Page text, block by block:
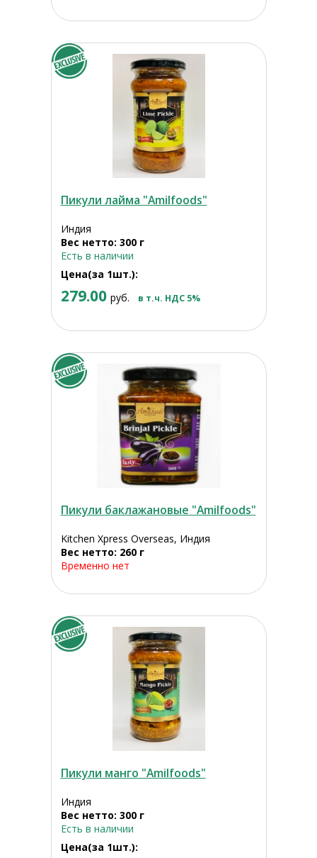
Пикули лайма "Amilfoods"
Индия
Вес нетто: 300 г
Есть в наличии
Цена(за 1шт.):
279.00 руб. в т.ч. НДС 5%
Пикули баклажановые "Amilfoods"
Kitchen Xpress Overseas, Индия
Вес нетто: 260 г
Временно нет
Пикули манго "Amilfoods"
Индия
Вес нетто: 300 г
Есть в наличии
Цена(за 1шт.):